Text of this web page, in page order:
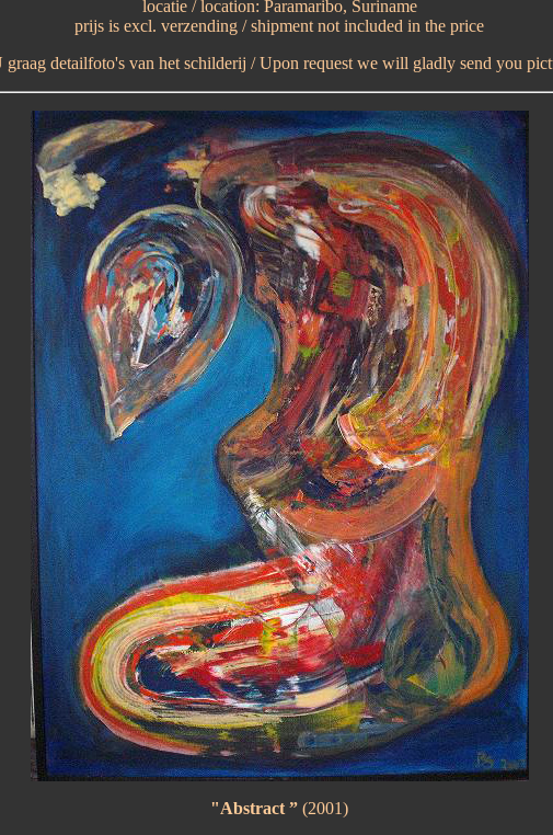
locatie / location: Paramaribo, Suriname
prijs is excl. verzending / shipment not included in the price
detailfoto's van het schilderij / Upon request we will gladly send you
"Abstract ” (2001)